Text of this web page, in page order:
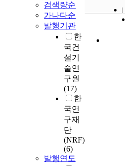
검색량순
가나다순
발행기관
한
국건
설기
술연
구원
(17)
한
국연
구재
단
(NRF)
(6)
발행연도